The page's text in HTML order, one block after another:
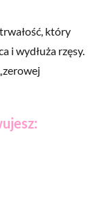
który
i wydłuża rzęsy.